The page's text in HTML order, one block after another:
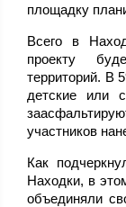
площадку
Всего в
проекту
территорий. В
детские или
участников
Как
Находки, в
объединяли